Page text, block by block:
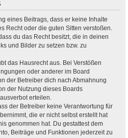
eines Beitrags, dass er keine Inhalte
Recht oder die guten Sitten verstoßen.
du das Recht besitzt, die in deinen
und Bilder zu setzen bzw. zu
das Hausrecht aus. Bei Verstößen
oder anderer im Board
der Betreiber dich nach Abmahnung
der Nutzung dieses Boards
erteilen.
der Betreiber keine Verantwortung für
die er nicht selbst erstellt hat
genommen hat. Du gestattest dem
Beiträge und Funktionen jederzeit zu